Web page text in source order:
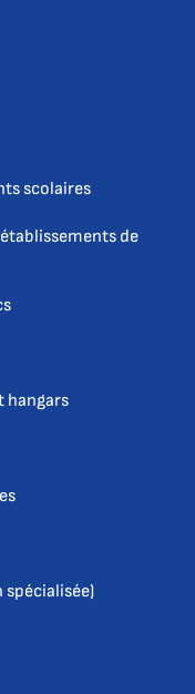
scolaires
de
hangars